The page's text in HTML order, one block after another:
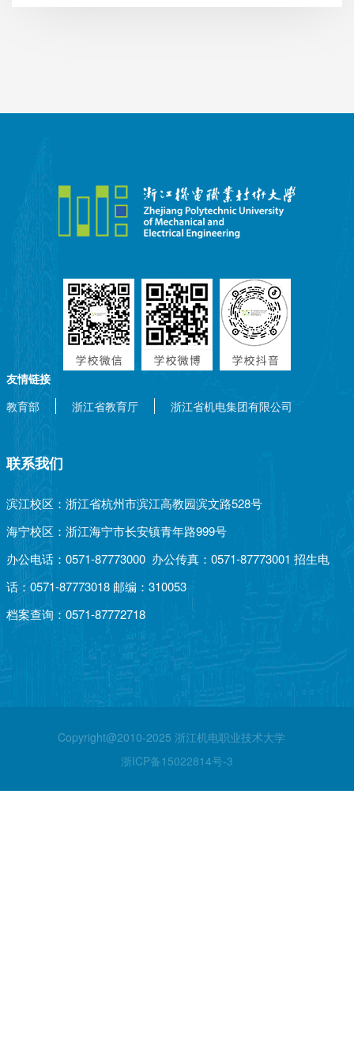
友情链接
教育部
浙江省教育厅 浙江省机电集团有限公司
联系我们
滨江校区：浙江省杭州市滨江高教园滨文路528号
海宁校区：浙江海宁市长安镇青年路999号
办公电话：0571-87773000 办公传真：0571-87773001 招生电
话：0571-87773018 邮编：310053
档案查询：0571-87772718
Copyright@2010-2025 浙江机电职业技术大学
浙ICP备15022814号-3